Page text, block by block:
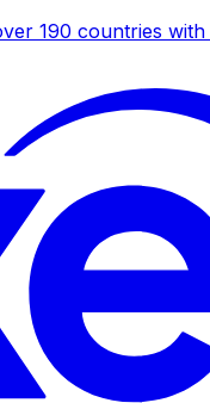
190 countries with